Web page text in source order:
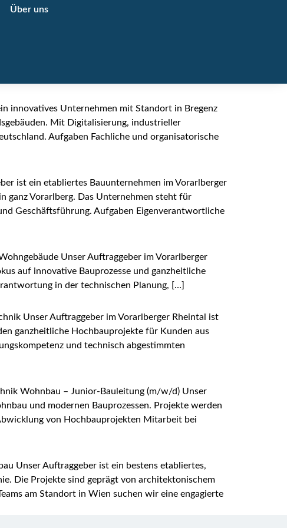
Über uns
innovatives Unternehmen mit Standort in Bregenz
Mit Digitalisierung, industrieller
Aufgaben Fachliche und organisatorische
ist ein etabliertes Bauunternehmen im Vorarlberger
ganz Vorarlberg. Das Unternehmen steht für
Geschäftsführung. Aufgaben Eigenverantwortliche
Unser Auftraggeber im Vorarlberger
auf innovative Bauprozesse und ganzheitliche
in der technischen Planung, […]
Unser Auftraggeber im Vorarlberger Rheintal ist
ganzheitliche Hochbauprojekte für Kunden aus
und technisch abgestimmten
Wohnbau – Junior-Bauleitung (m/w/d) Unser
und modernen Bauprozessen. Projekte werden
von Hochbauprojekten Mitarbeit bei
Unser Auftraggeber ist ein bestens etabliertes,
Die Projekte sind geprägt von architektonischem
am Standort in Wien suchen wir eine engagierte